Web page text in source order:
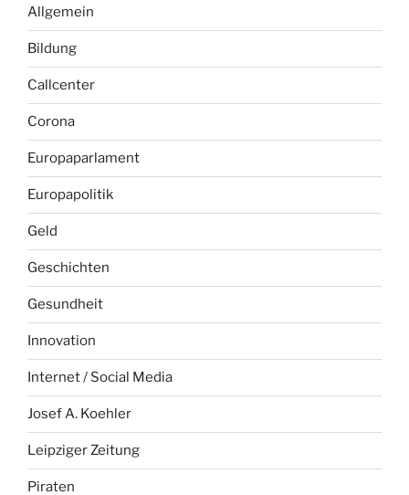
Allgemein
Bildung
Callcenter
Corona
Europaparlament
Europapolitik
Geld
Geschichten
Gesundheit
Innovation
Internet / Social Media
Josef A. Koehler
Leipziger Zeitung
Piraten